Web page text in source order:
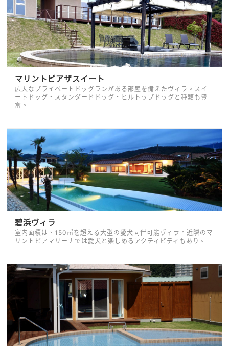
マリントピアザスイート
広大なプライベートドッグランがある部屋を備えたヴィラ。スイ
ートドッグ・スタンダードドッグ・ヒルトップドッグと種類も豊
富。
碧浜ヴィラ
室内面積は、150㎡を超える大型の愛犬同伴可能ヴィラ。近隣のマ
リントピアマリーナでは愛犬と楽しめるアクティビティもあり。